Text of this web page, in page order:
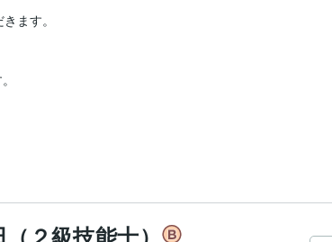
ます。
２級技能士）